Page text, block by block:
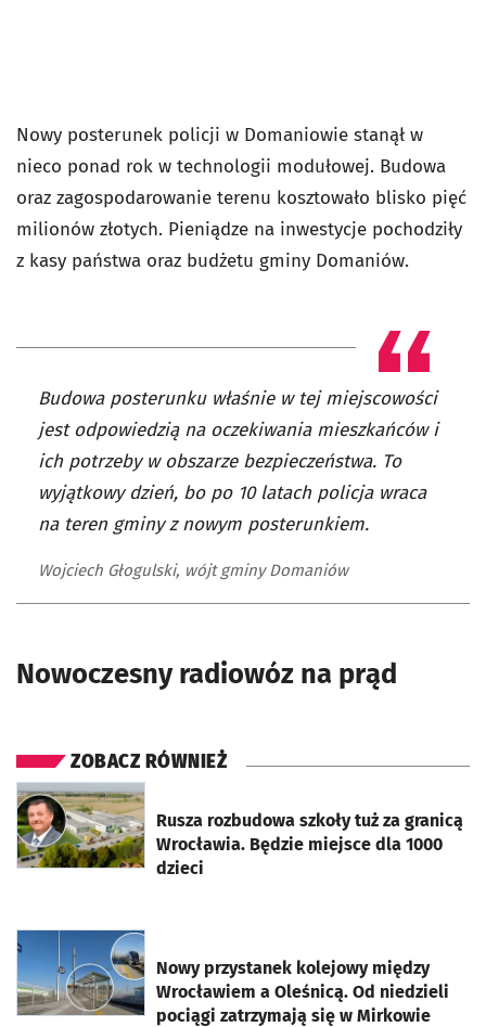
Nowy posterunek policji w Domaniowie stanął w
nieco ponad rok w technologii modułowej. Budowa
oraz zagospodarowanie terenu kosztowało blisko pięć
milionów złotych. Pieniądze na inwestycje pochodziły
z kasy państwa oraz budżetu gminy Domaniów.
Budowa posterunku właśnie w tej miejscowości
jest odpowiedzią na oczekiwania mieszkańców i
ich potrzeby w obszarze bezpieczeństwa. To
wyjątkowy dzień, bo po 10 latach policja wraca
na teren gminy z nowym posterunkiem.
Wojciech Głogulski, wójt gminy Domaniów
Nowoczesny radiowóz na prąd
ZOBACZ RÓWNIEŻ
Rusza rozbudowa szkoły tuż za granicą
Wrocławia. Będzie miejsce dla 1000
dzieci
otworzy się w nowej karcie
Nowy przystanek kolejowy między
Wrocławiem a Oleśnicą. Od niedzieli
pociągi zatrzymają się w Mirkowie
otworzy się w nowej karcie